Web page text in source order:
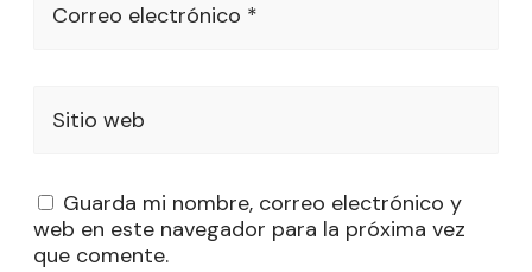
Correo electrónico *
Sitio web
Guarda mi nombre, correo electrónico y
web en este navegador para la próxima vez
que comente.